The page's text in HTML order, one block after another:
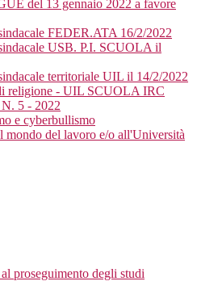
del 13 gennaio 2022 a favore
FEDER.ATA 16/2/2022
USB. P.I. SCUOLA il
territoriale UIL il 14/2/2022
religione - UIL SCUOLA IRC
5 - 2022
e cyberbullismo
mondo del lavoro e/o all'Università
proseguimento degli studi